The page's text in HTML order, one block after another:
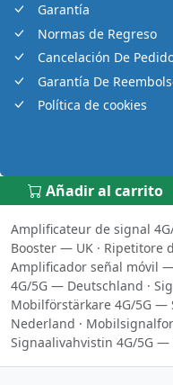
Garantía
Normas de Regreso
Cancelación De
Garantía De
Política de cookies
Añadir al carrito
Amplificateur de signal
Booster — UK · Ripetitore
Amplificador señal móvil
4G/5G — Deutschland ·
Mobilförstärkare 4G/5G —
Nederland ·
Signaalivahvistin 4G/5G —